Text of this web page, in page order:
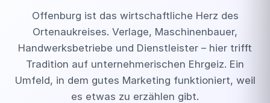
Offenburg ist das wirtschaftliche Herz des
Ortenaukreises. Verlage, Maschinenbauer,
Handwerksbetriebe und Dienstleister – hier trifft
Tradition auf unternehmerischen Ehrgeiz. Ein
Umfeld, in dem gutes Marketing funktioniert, weil
es etwas zu erzählen gibt.